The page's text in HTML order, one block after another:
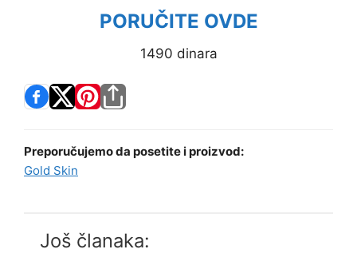
PORUČITE OVDE
1490 dinara
Preporučujemo da posetite i proizvod:
Gold Skin
Još članaka: